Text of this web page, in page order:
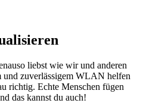
liebst wie wir und anderen
und zuverlässigem WLAN helfen
richtig. Echte Menschen fügen
das kannst du auch!